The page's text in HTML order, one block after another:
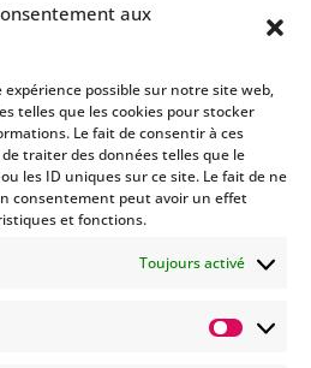
aux
possible sur notre site web,
telles que les cookies pour stocker
Le fait de consentir à ces
traiter des données telles que le
les ID uniques sur ce site. Le fait de ne
consentement peut avoir un effet
et fonctions.
Toujours activé
être informés
et évènements
à notre